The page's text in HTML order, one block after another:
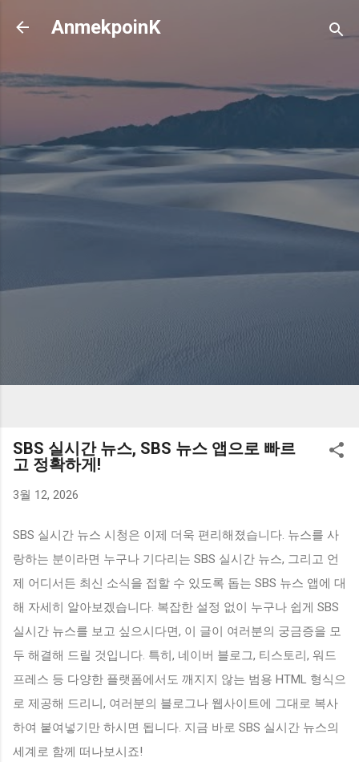
기본 콘텐츠로 건너뛰기
AnmekpoinK
SBS 실시간 뉴스, SBS 뉴스 앱으로 빠르
고 정확하게!
3월 12, 2026
SBS 실시간 뉴스 시청은 이제 더욱 편리해졌습니다. 뉴스를 사
랑하는 분이라면 누구나 기다리는 SBS 실시간 뉴스, 그리고 언
제 어디서든 최신 소식을 접할 수 있도록 돕는 SBS 뉴스 앱에 대
해 자세히 알아보겠습니다. 복잡한 설정 없이 누구나 쉽게 SBS
실시간 뉴스를 보고 싶으시다면, 이 글이 여러분의 궁금증을 모
두 해결해 드릴 것입니다. 특히, 네이버 블로그, 티스토리, 워드
프레스 등 다양한 플랫폼에서도 깨지지 않는 범용 HTML 형식으
로 제공해 드리니, 여러분의 블로그나 웹사이트에 그대로 복사
하여 붙여넣기만 하시면 됩니다. 지금 바로 SBS 실시간 뉴스의
세계로 함께 떠나보시죠!